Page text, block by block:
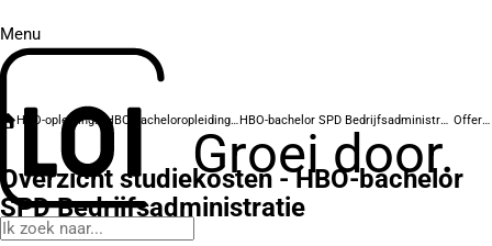
Menu
Groei door.
HBO-opleidingen HBO-bacheloropleidingen HBO-bachelor SPD Bedrijfsadministratie Offerte
Overzicht studiekosten - HBO-bachelor
SPD Bedrijfsadministratie